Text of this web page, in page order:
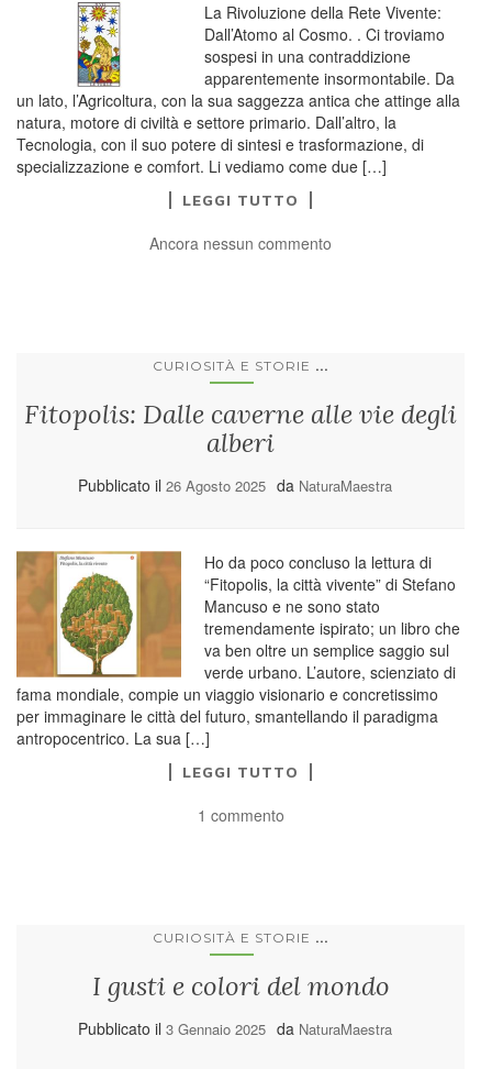
La Rivoluzione della Rete Vivente:
Dall’Atomo al Cosmo. . Ci troviamo
sospesi in una contraddizione
apparentemente insormontabile. Da
un lato, l’Agricoltura, con la sua saggezza antica che attinge alla
natura, motore di civiltà e settore primario. Dall’altro, la
Tecnologia, con il suo potere di sintesi e trasformazione, di
specializzazione e comfort. Li vediamo come due […]
LEGGI TUTTO
Ancora nessun commento
CURIOSITÀ E STORIE ...
Fitopolis: Dalle caverne alle vie degli
alberi
Pubblicato il 26 Agosto 2025 da NaturaMaestra
Ho da poco concluso la lettura di
“Fitopolis, la città vivente” di Stefano
Mancuso e ne sono stato
tremendamente ispirato; un libro che
va ben oltre un semplice saggio sul
verde urbano. L’autore, scienziato di
fama mondiale, compie un viaggio visionario e concretissimo
per immaginare le città del futuro, smantellando il paradigma
antropocentrico. La sua […]
LEGGI TUTTO
1 commento
CURIOSITÀ E STORIE ...
I gusti e colori del mondo
Pubblicato il 3 Gennaio 2025 da NaturaMaestra